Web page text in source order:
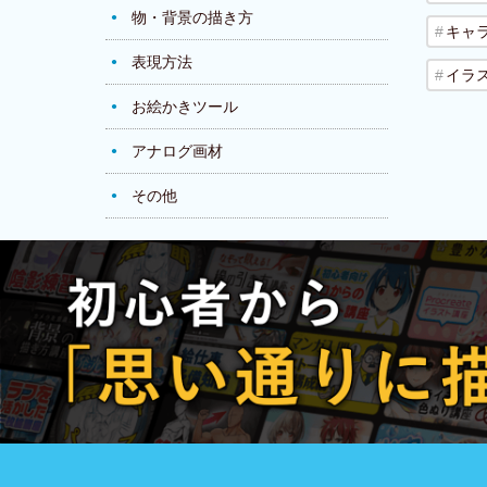
物・背景の描き方
表現方法
お絵かきツール
アナログ画材
その他
キャ
イラ